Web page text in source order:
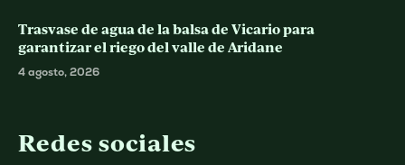
Trasvase de agua de la balsa de Vicario para
garantizar el riego del valle de Aridane
4 agosto, 2026
Redes sociales